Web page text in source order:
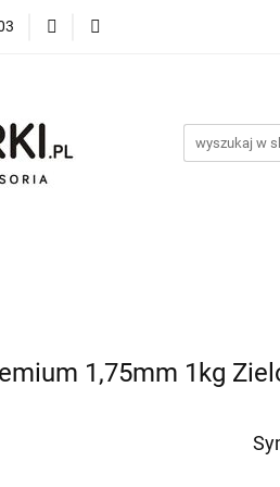
Bestsellery
1,75mm 1kg